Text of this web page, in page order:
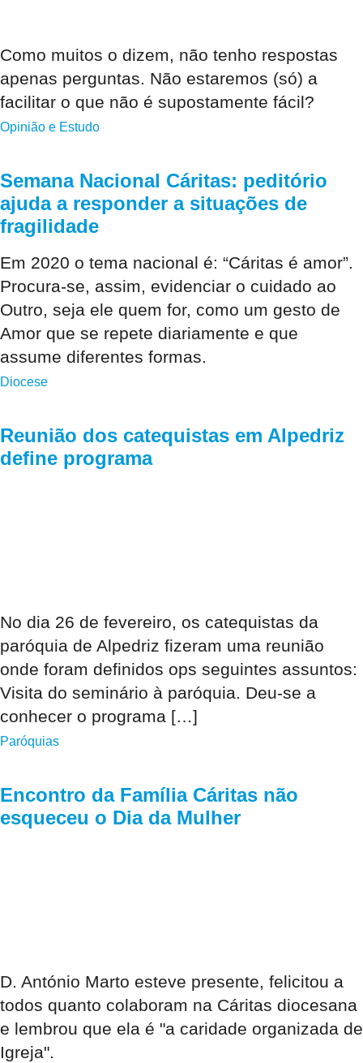
Como muitos o dizem, não tenho respostas
apenas perguntas. Não estaremos (só) a
facilitar o que não é supostamente fácil?
Opinião e Estudo
Semana Nacional Cáritas: peditório
ajuda a responder a situações de
fragilidade
Em 2020 o tema nacional é: “Cáritas é amor”.
Procura-se, assim, evidenciar o cuidado ao
Outro, seja ele quem for, como um gesto de
Amor que se repete diariamente e que
assume diferentes formas.
Diocese
Reunião dos catequistas em Alpedriz
define programa
No dia 26 de fevereiro, os catequistas da
paróquia de Alpedriz fizeram uma reunião
onde foram definidos ops seguintes assuntos:
Visita do seminário à paróquia. Deu-se a
conhecer o programa […]
Paróquias
Encontro da Família Cáritas não
esqueceu o Dia da Mulher
D. António Marto esteve presente, felicitou a
todos quanto colaboram na Cáritas diocesana
e lembrou que ela é "a caridade organizada de
Igreja".